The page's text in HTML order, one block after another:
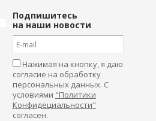
Подпишитесь
на наши новости
Нажимая на кнопку, я даю
согласие на обработку
персональных данных. С
условиями "Политики
Конфидециальности"
согласен.